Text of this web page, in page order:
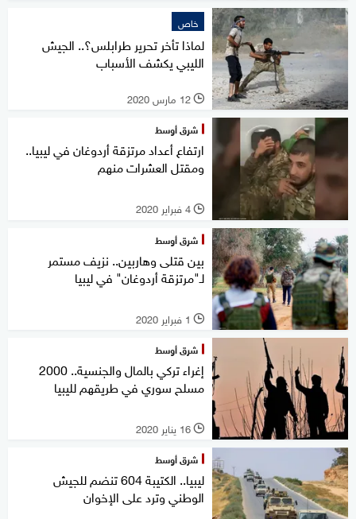
خاص
لماذا تأخر تحرير طرابلس؟.. الجيش
الليبي يكشف الأسباب
l 12 مارس 2020
شرق أوسط
ارتفاع أعداد مرتزقة أردوغان في ليبيا..
ومقتل العشرات منهم
l 4 فبراير 2020
شرق أوسط
بين قتلى وهاربين.. نزيف مستمر
لـ"مرتزقة أردوغان" في ليبيا
l 1 فبراير 2020
شرق أوسط
إغراء تركي بالمال والجنسية.. 2000
مسلح سوري في طريقهم لليبيا
l 16 يناير 2020
شرق أوسط
ليبيا.. الكتيبة 604 تنضم للجيش
الوطني وترد على الإخوان